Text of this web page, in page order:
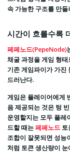
속 가능한 구조를 만
시간이 흐를수록
페페노드(PepeNode)
채굴 과정을 게임 형
기존 게임파이가 가진
드러난다.
게임은 플레이어에게
음 제공되는 것은 텅
운영할지는 모두 플레
드할 때는페페노드 토
조합이 잘못되면 성능
처럼 토큰 생산량이